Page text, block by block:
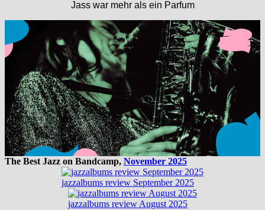
Jass war mehr als ein Parfum
The Best Jazz on Bandcamp, November 2025
jazzalbums review September 2025
jazzalbums review August 2025